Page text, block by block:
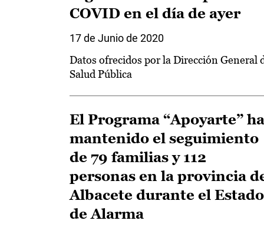
COVID en el día de ayer
17 de Junio de 2020
Datos ofrecidos por la Dirección General
Salud Pública
El Programa “Apoyarte” ha
mantenido el seguimiento
de 79 familias y 112
personas en la provincia
Albacete durante el Estado
de Alarma